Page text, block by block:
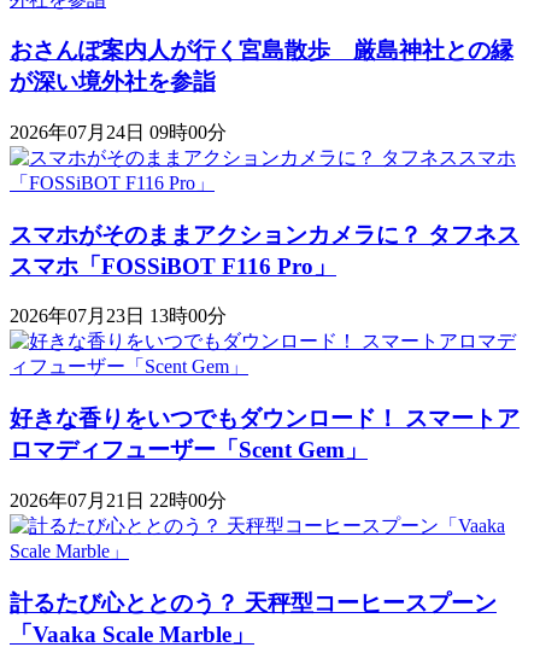
おさんぽ案内人が行く宮島散歩 厳島神社との縁
が深い境外社を参詣
2026年07月24日 09時00分
スマホがそのままアクションカメラに？ タフネス
スマホ「FOSSiBOT F116 Pro」
2026年07月23日 13時00分
好きな香りをいつでもダウンロード！ スマートア
ロマディフューザー「Scent Gem」
2026年07月21日 22時00分
計るたび心ととのう？ 天秤型コーヒースプーン
「Vaaka Scale Marble」